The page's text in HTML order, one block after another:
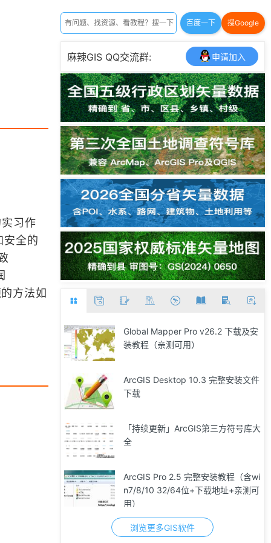
习作
全的
方法如
百度一下 搜Google
麻辣GIS QQ交流群: 申请加入
Global Mapper Pro v26.2 下载及安
装教程（亲测可用）
ArcGIS Desktop 10.3 完整安装文件
下载
「持续更新」ArcGIS第三方符号库大
全
ArcGIS Pro 2.5 完整安装教程（含wi
n7/8/10 32/64位+下载地址+亲测可
用）
浏览更多GIS软件